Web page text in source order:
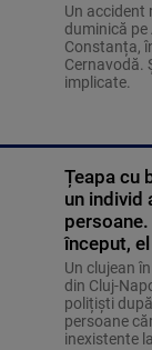
Un accident
duminică pe
Constanța,
Cernavodă.
implicate.
Țeapa cu
un individ
început,
Un clujean
din Cluj-
polițiști
persoane
inexistente